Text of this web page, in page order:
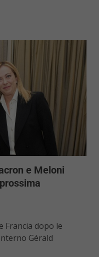
e Meloni
Francia dopo le
Gérald